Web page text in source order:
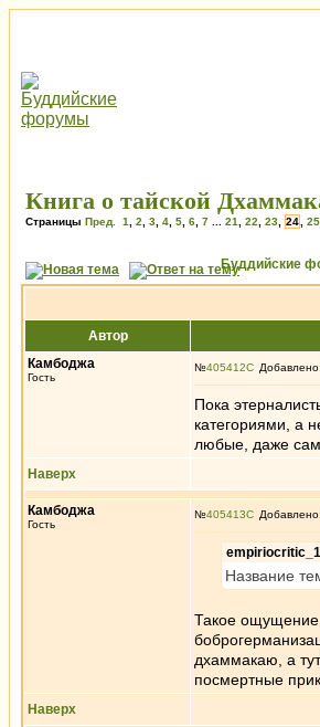
Книга о тайской
Страницы Пред. 1 2 3 4 5 6 7 21 22 23 24 25
Буддийские
Автор
Камбоджа
Гость
№405412
Пока
категориями, а
любые, даже
Наверх
Камбоджа
Гость
№405413
Название
Такое
дхаммакаю, а
посмертные
Наверх